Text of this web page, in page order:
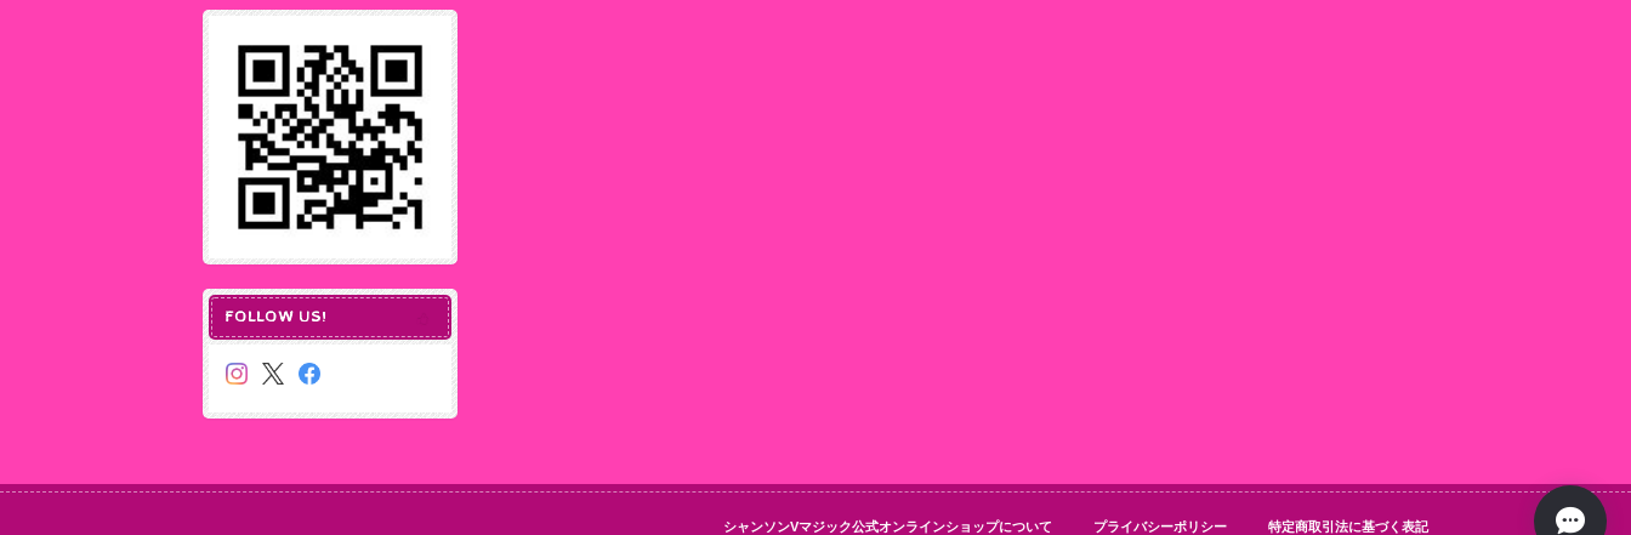
FOLLOW US!
シャンソンVマジック公式オンラインショップについて プライバシーポリシー 特定商取引法に基づく表記